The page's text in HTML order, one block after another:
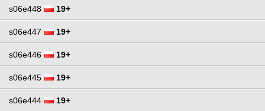
s06e448 19+
s06e447 19+
s06e446 19+
s06e445 19+
s06e444 19+